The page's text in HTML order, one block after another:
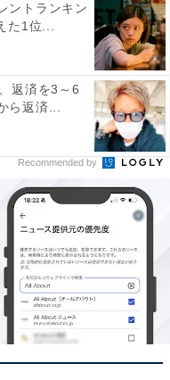
／123票
る「箱根峠」でし
絶好のロケーション
ノラマビューが最大
への初詣や箱根駅伝
客が非常に多く、峠
集めました。軽食コ
ントランキン
た1位...
返済を3～6
ら返済...
Recommended by